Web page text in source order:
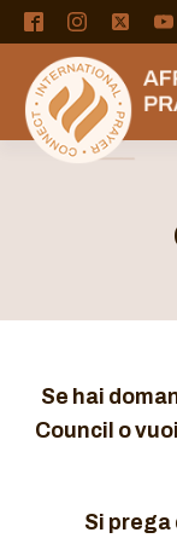
Se hai
Council o
Si